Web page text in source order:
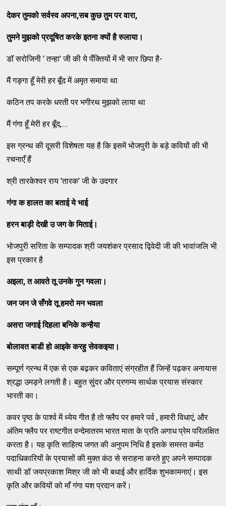
देकर तुमको सर्वस्व अपना,सब कुछ तुम पर वारा,
तुमने मुझको प्रदूषित करके इतना क्यों है रुलाया।
डॉ सरोजिनी ' तन्हा' जी की ये पँक्तियों में भी सार छिपा है-
मैं गङ्गा हूँ मेरी हर बूँद में अमृत समाया था
कठिन तप करके धरती पर भगीरथ मुझको लाया था
मैं गंगा हूँ मेरी हर बूँद,....
इस ग्रन्थ की दूसरी विशेषता यह है कि इसमें भोजपुरी के बड़े कवियों की भी
रचनाएँ हैं
श्री तारकेश्वर राय 'तारक' जी के उदगार
गंगा क हालत का बताई ये भाई
हरन बाड़ी देखी उ जग के मिताई।
भोजपुरी सरिता के सम्पादक श्री जयशंकर प्रसाद द्विवेदी जी की भावांजलि भी
इस प्रकार है
अइला,त आवते तू उनके गुन गवला।
जन जन जे सँगवे तू हमरो मन भवला
असरा जगाई दिहला बनिके कन्हैया
बोलावत बाडी हो आइके करहु सेवकइया।
सम्पूर्ण ग्रन्थ में एक से एक बढ़कर कविताएं संग्रहीत हैं जिन्हें पढ़कर अनायास
श्रद्धा उमड़ने लगती है। बहुत सुंदर और प्रणम्य सार्थक प्रयास संस्कार
भारती का।
कवर पृष्ठ के पार्श्व में ध्येय गीत है तो फ्लैप पर हमारे पर्व , हमारी विधाएं, और
अंतिम फ्लैप पर राष्टगीत वन्देमातरम भारत माता के प्रति अगाध प्रेम परिलक्षित
करता है। यह कृति साहित्य जगत की अनुपम निधि है इसके समस्त कर्मठ
पदाधिकारियों के प्रयासों की मुक्त कंठ से सराहना करते हुए अपने सम्पादक
साथी डॉ जयप्रकाश मिश्र जी को भी बधाई और हार्दिक शुभकामनाएं। इस
कृति और कवियों को माँ गंगा यश प्रदान करें।